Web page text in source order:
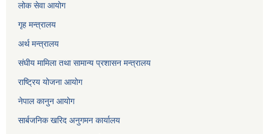
लोक सेवाआयोग
गृह मन्त्रालय
अर्थ मन्त्रालय
संघीय मामिला तथा सामान्य प्रशासन मन्त्रालय
राष्ट्रिय योजना आयोग
नेपाल कानुन आयोग
सार्बजनिक खरिद अनुगमन कार्यालय